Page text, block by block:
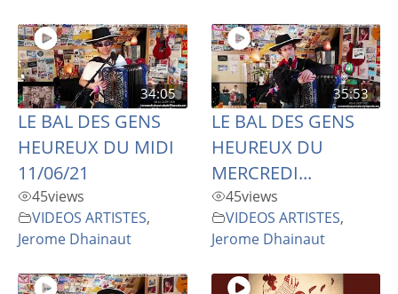
34:05
LE BAL DES GENS
HEUREUX DU MIDI
11/06/21
45views
VIDEOS ARTISTES,
Jerome Dhainaut
35:53
LE BAL DES GENS
HEUREUX DU
MERCREDI...
45views
VIDEOS ARTISTES,
Jerome Dhainaut